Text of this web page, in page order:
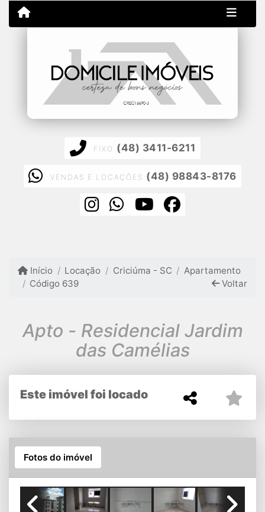
FIXO (48) 3411-6211
VENDAS E LOCAÇÕES (48) 98843-8176
Início Locação Criciúma - SC
Apartamento
Código 639
Voltar
Apto - Residencial Jardim
das Camélias
Este imóvel foi locado
Fotos do imóvel